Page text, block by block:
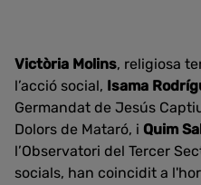
Victòria Molins, religiosa
l’acció social, Isama
Germandat de Jesús
Dolors de Mataró, i Quim
l’Observatori del Tercer
socials, han coincidit a